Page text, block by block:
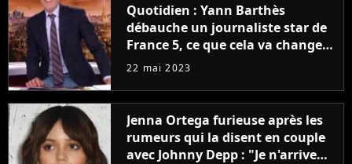
Quotidien : Yann Barthès
débauche un journaliste star de
France 5, ce que cela va changer
à la rentrée
22 mai 2023
Jenna Ortega furieuse après les
rumeurs qui la disent en couple
avec Johnny Depp : "Je n'arrive